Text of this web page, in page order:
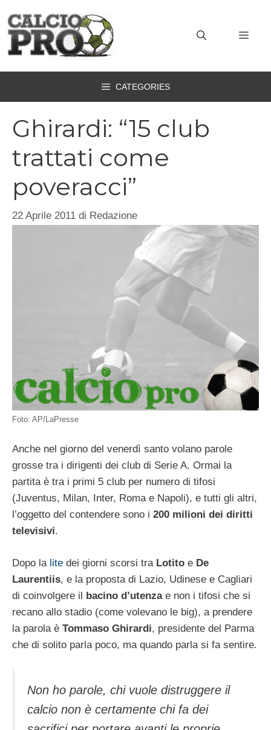
contenuto
CATEGORIES
Ghirardi: “15 club
trattati come
poveracci”
22 Aprile 2011 di Redazione
Foto: AP/LaPresse
Anche nel giorno del venerdì santo volano parole
grosse tra i dirigenti dei club di Serie A. Ormai la
partita è tra i primi 5 club per numero di tifosi
(Juventus, Milan, Inter, Roma e Napoli), e tutti gli altri,
l’oggetto del contendere sono i 200 milioni dei diritti
televisivi.
Dopo la lite dei giorni scorsi tra Lotito e De
Laurentiis, e la proposta di Lazio, Udinese e Cagliari
di coinvolgere il bacino d’utenzae non i tifosi che si
recano allo stadio (come volevano le big), a prendere
la parola è Tommaso Ghirardi, presidente del Parma
che di solito parla poco, ma quando parla si fa sentire.
Non ho parole, chi vuole distruggere il
calcio non è certamente chi fa dei